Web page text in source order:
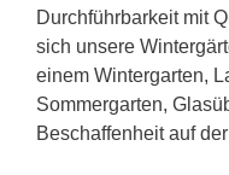
Durchführbarkeit mit
sich unsere
einem Wintergarten,
Sommergarten,
Beschaffenheit auf